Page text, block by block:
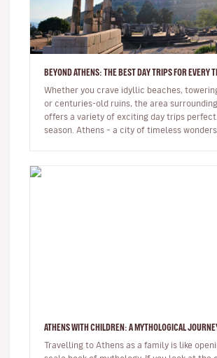
BEYOND ATHENS: THE BEST DAY TRIPS FOR EVERY
Whether you crave idyllic beaches,
or centuries-old ruins, the area
offers a variety of exciting day trips
season. Athens – a city of timeless wonders Athens, the
ATHENS WITH CHILDREN: A MYTHOLOGICAL
Travelling to Athens as a family is like